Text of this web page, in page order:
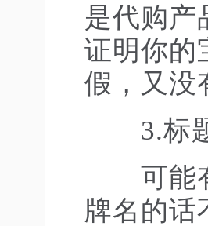
是代购产
证明你的
假，又没
3.标题
可能有
牌名的话